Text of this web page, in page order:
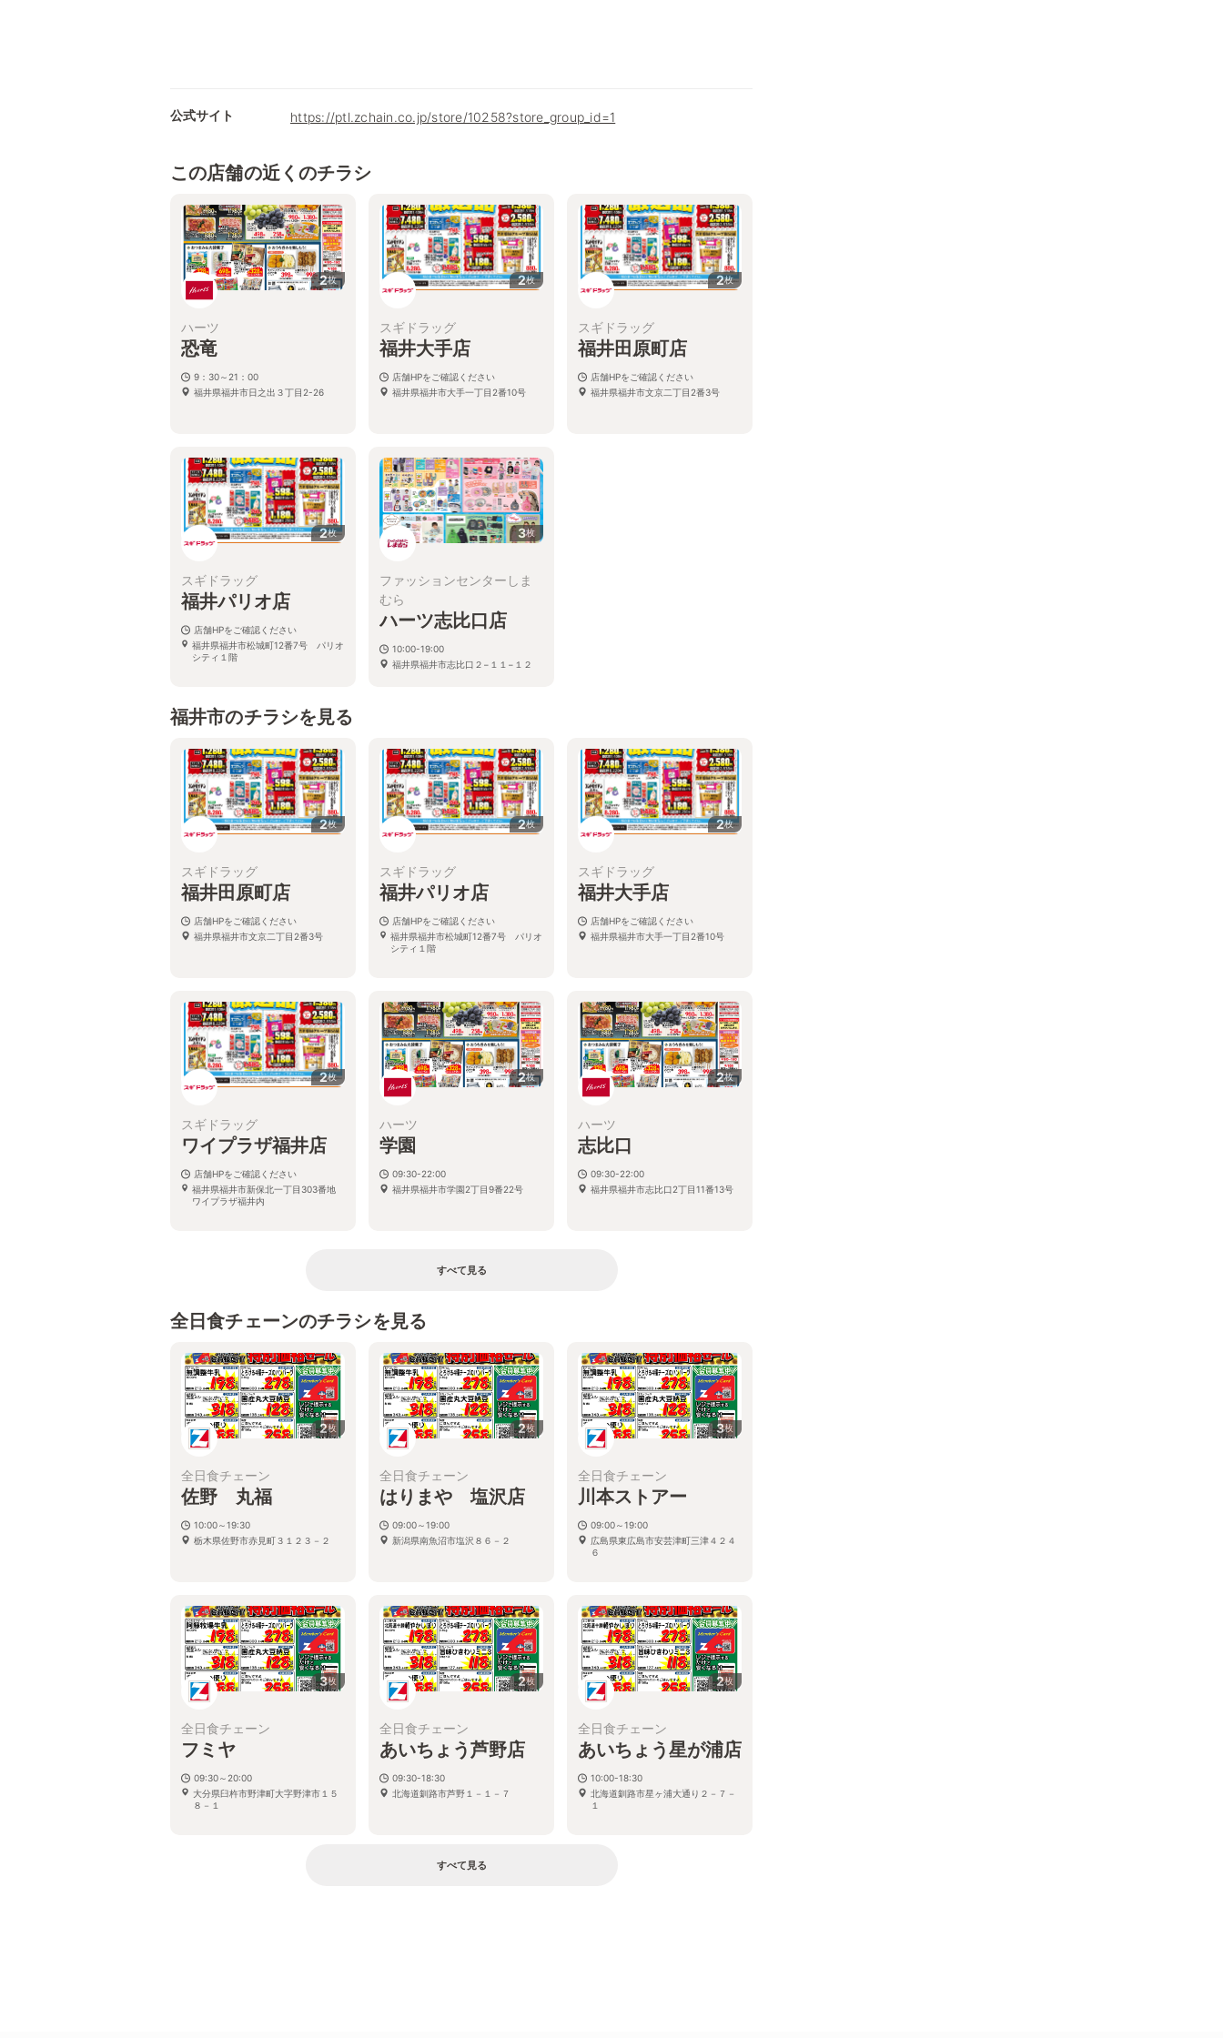
公式サイト https://ptl.zchain.co.jp/store/10258?store_group_id=1
この店舗の近くのチラシ
2枚
ハーツ
恐竜
9：30～21：00
福井県福井市日之出３丁目2-26
2枚
スギドラッグ
福井大手店
店舗HPをご確認ください
福井県福井市大手一丁目2番10号
2枚
スギドラッグ
福井田原町店
店舗HPをご確認ください
福井県福井市文京二丁目2番3号
2枚
スギドラッグ
福井パリオ店
店舗HPをご確認ください
福井県福井市松城町12番7号 パリオ
シティ１階
3枚
ファッションセンターしま
むら
ハーツ志比口店
10:00-19:00
福井県福井市志比口２−１１−１２
福井市のチラシを見る
2枚
スギドラッグ
福井田原町店
店舗HPをご確認ください
福井県福井市文京二丁目2番3号
2枚
スギドラッグ
福井パリオ店
店舗HPをご確認ください
福井県福井市松城町12番7号 パリオ
シティ１階
2枚
スギドラッグ
福井大手店
店舗HPをご確認ください
福井県福井市大手一丁目2番10号
2枚
スギドラッグ
ワイプラザ福井店
店舗HPをご確認ください
福井県福井市新保北一丁目303番地
ワイプラザ福井内
2枚
ハーツ
学園
09:30-22:00
福井県福井市学園2丁目9番22号
2枚
ハーツ
志比口
09:30-22:00
福井県福井市志比口2丁目11番13号
すべて見る
全日食チェーンのチラシを見る
2枚
全日食チェーン
佐野 丸福
10:00～19:30
栃木県佐野市赤見町３１２３－２
2枚
全日食チェーン
はりまや 塩沢店
09:00～19:00
新潟県南魚沼市塩沢８６－２
3枚
全日食チェーン
川本ストアー
09:00～19:00
広島県東広島市安芸津町三津４２４
６
3枚
全日食チェーン
フミヤ
09:30～20:00
大分県臼杵市野津町大字野津市１５
８－１
2枚
全日食チェーン
あいちょう芦野店
09:30-18:30
北海道釧路市芦野１－１－７
2枚
全日食チェーン
あいちょう星が浦店
10:00-18:30
北海道釧路市星ヶ浦大通り２－７－
１
すべて見る